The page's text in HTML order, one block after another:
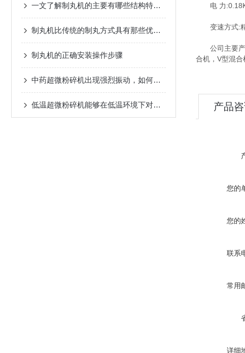
一文了解制丸机的主要有哪些结构特点？
制丸机比传统的制丸方式具有那些优势？
制丸机的正确安装操作步骤
中药超微粉碎机出现强烈振动，如何进行解决？
低温超微粉碎机能够在低温环境下对物料进行超微粉碎
电 力
变速方式:精
公司主要产
合机，V型混合
产品
您的
您的
联系
常用
详细